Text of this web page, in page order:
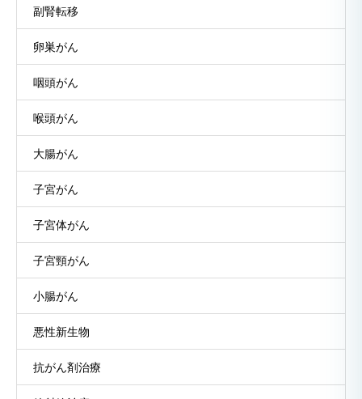
副腎転移
卵巣がん
咽頭がん
喉頭がん
大腸がん
子宮がん
子宮体がん
子宮頸がん
小腸がん
悪性新生物
抗がん剤治療